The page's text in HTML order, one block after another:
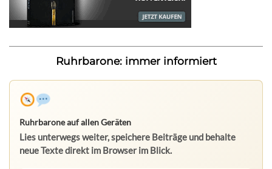
Ruhrbarone: immer informiert
Ruhrbarone auf allen Geräten
Lies unterwegs weiter, speichere Beiträge und behalte
neue Texte direkt im Browser im Blick.